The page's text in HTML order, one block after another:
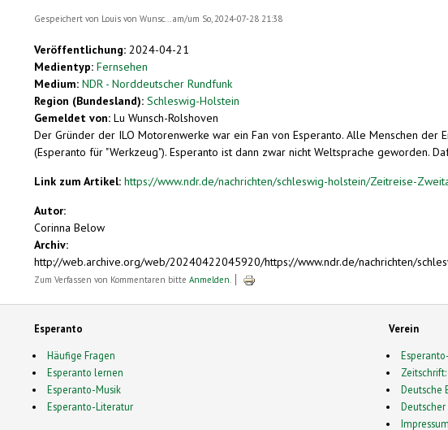
Gespeichert von Louis von Wunsc...am/um So, 2024-07-28 21:38
Veröffentlichung: 2024-04-21
Medientyp: Fernsehen
Medium: NDR - Norddeutscher Rundfunk
Region (Bundesland): Schleswig-Holstein
Gemeldet von: Lu Wunsch-Rolshoven
Der Gründer der ILO Motorenwerke war ein Fan von Esperanto. Alle Menschen
(Esperanto für "Werkzeug"). Esperanto ist dann zwar nicht Weltsprache geworden.
Link zum Artikel: https://www.ndr.de/nachrichten/schleswig-holstein/Zeitreise-
Autor:
Corinna Below
Archiv:
http://web.archive.org/web/20240422045920/https://www.ndr.de/nachrichten/
Zum Verfassen von Kommentaren bitte Anmelden.
Esperanto
Häufige Fragen
Esperanto lernen
Esperanto-Musik
Esperanto-Literatur
Verein
Deutsche
Impressum